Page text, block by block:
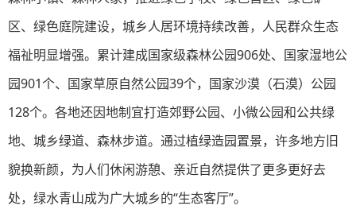
区、绿色庭院建设，城乡人居环境持续改善，人民群众生态
福祉明显增强。累计建成国家级森林公园906处、国家湿地公
园901个、国家草原自然公园39个，国家沙漠（石漠）公园
128个。各地还因地制宜打造郊野公园、小微公园和公共绿
地、城乡绿道、森林步道。通过植绿造园置景，许多地方旧
貌换新颜，为人们休闲游憩、亲近自然提供了更多更好去
处，绿水青山成为广大城乡的“生态客厅”。